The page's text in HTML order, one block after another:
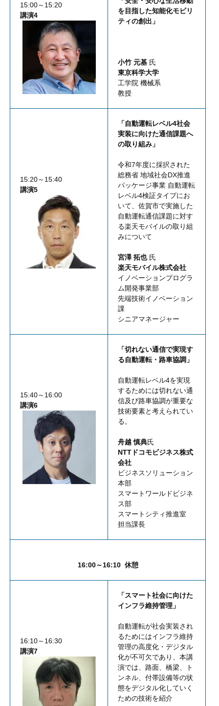
15:00～15:20
講演4
を目指した知能化モビリ
ティの創出」
小竹 元基 氏
東京科学大学
工学院 機械系
教授
15:20～15:40
講演5
「自動運転レベル4社会
実装に向けた通信課題へ
の取り組み」
令和7年度に採択された
総務省 地域社会DX推進
パッケージ事業 自動運転
レベル4検証タイプにお
いて、佐賀市で実施した
自動運転通信課題に対す
る楽天モバイルの取り組
みについて
宮澤 拓也氏
楽天モバイル株式会社
イノベーションプログラ
ム開発事業部
先端技術イノベーション
課
シニアマネージャー
15:40～16:00
講演6
「切れない通信で実現す
る自動運転・路車協調」
自動運転レベル4を実現
するためには切れない通
信及び路車協調が重要な
技術要素と考えられてい
る。
舟越 慎典氏
NTTドコモビジネス株式
会社
ビジネスソリューション
本部
スマートワールドビジネ
ス部
スマートシティ推進室
担当課長
16:00～16:10 休憩
16:10～16:30
講演7
「スマート社会に向けた
インフラ維持管理」
自動運転が社会実装され
るためにはインフラ維持
管理の高度化・デジタル
化が不可欠であり、本講
演では、路面、橋梁、ト
ンネル、付帯設備等の状
態をデジタル化していく
ための技術を紹介